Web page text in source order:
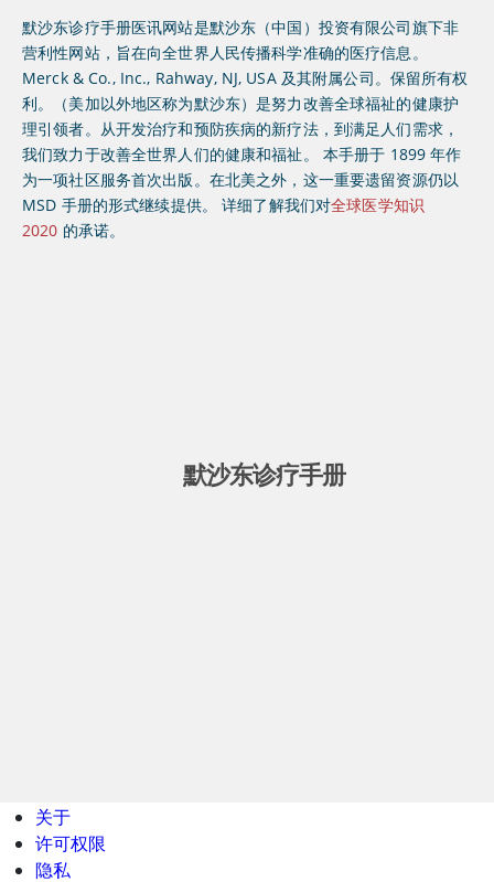
默沙东诊疗手册医讯网站是默沙东（中国）投资有限公司旗下非
营利性网站，旨在向全世界人民传播科学准确的医疗信息。
Merck & Co., Inc., Rahway, NJ, USA 及其附属公司。保留所有权
利。（美加以外地区称为默沙东）是努力改善全球福祉的健康护
理引领者。从开发治疗和预防疾病的新疗法，到满足人们需求，
我们致力于改善全世界人们的健康和福祉。 本手册于 1899 年作
为一项社区服务首次出版。在北美之外，这一重要遗留资源仍以
MSD 手册的形式继续提供。 详细了解我们对全球医学知识
2020 的承诺。
默沙东诊疗手册
关于
许可权限
隐私